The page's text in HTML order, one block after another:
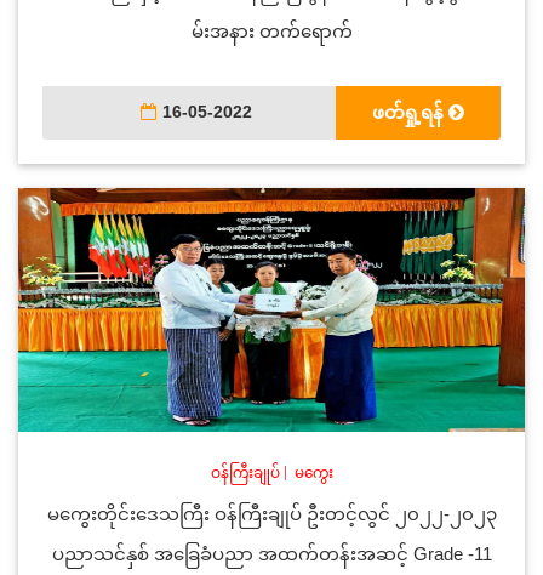
မ်းအနား တက်ရောက်
16-05-2022 ဖတ်ရှု့ရန်
ဝန်ကြီးချုပ်| မကွေး
မကွေးတိုင်းဒေသကြီး ဝန်ကြီးချုပ် ဦးတင့်လွင် ၂၀၂၂-၂၀၂၃
ပညာသင်နှစ် အခြေခံပညာ အထက်တန်းအဆင့် Grade -11